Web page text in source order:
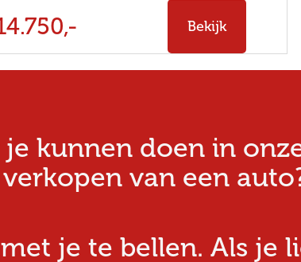
Bekijk
kunnen doen in
van een
je te bellen. Als je